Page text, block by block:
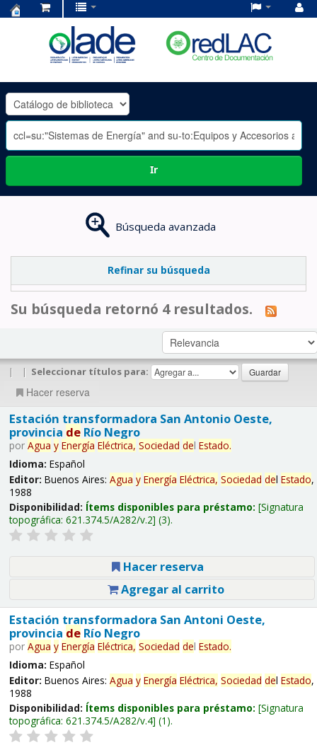
OLADE
-
Ir
Búsqueda avanzada
Refinar su búsqueda
Su búsqueda retornó 4 resultados.
| | Seleccionar títulos para:
Hacer reserva
Estación transformadora San Antonio Oeste,
provincia deRío Negro
por Agua y Energía Eléctrica, Sociedad del Estado.
Idioma: Español
Editor: Buenos Aires: Agua y Energía Eléctrica, Sociedad del Estado,
1988
Disponibilidad: Ítems disponibles para préstamo: Signatura
topográfica: 621.374.5/A282/v.2 (3).
Hacer reserva
Agregar al carrito
Estación transformadora San Antoni Oeste,
provincia deRío Negro
por Agua y Energía Eléctrica, Sociedad del Estado.
Idioma: Español
Editor: Buenos Aires: Agua y Energía Eléctrica, Sociedad del Estado,
1988
Disponibilidad: Ítems disponibles para préstamo: Signatura
topográfica: 621.374.5/A282/v.4 (1).